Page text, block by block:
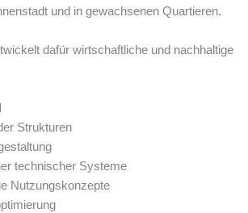
und in gewachsenen Quartieren.
dafür wirtschaftliche und nachhaltige
Strukturen
technischer Systeme
Nutzungskonzepte